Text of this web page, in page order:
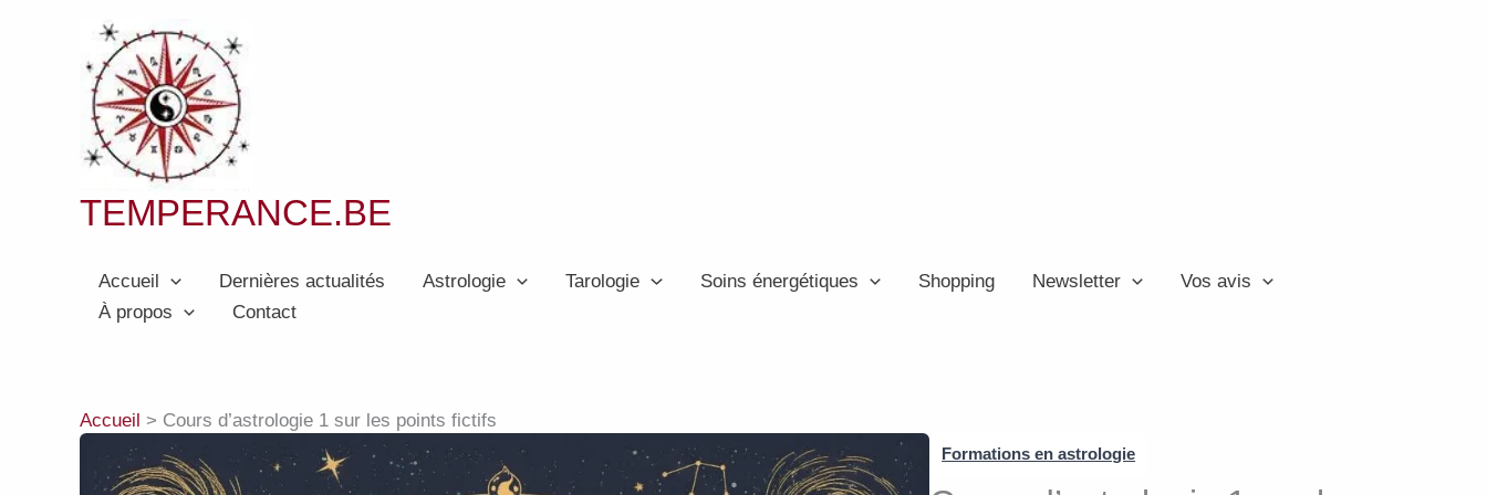
TEMPERANCE.BE
Accueil Dernières actualités Astrologie Tarologie Soins énergétiques Shopping Newsletter
Vos avis
À propos
Contact
Accueil Cours d’astrologie 1 sur les points fictifs
Formations en astrologie